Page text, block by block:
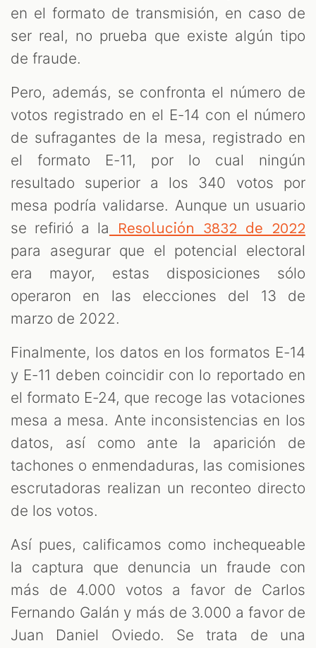
en el formato de transmisión, en caso de
ser real, no prueba que existe algún tipo
de fraude.
Pero, además, se confronta el número de
votos registrado en el E-14 con el número
de sufragantes de la mesa, registrado en
el formato E-11, por lo cual ningún
resultado superior a los 340 votos por
mesa podría validarse. Aunque un usuario
se refirió a la Resolución 3832 de 2022
para asegurar que el potencial electoral
era mayor, estas disposiciones sólo
operaron en las elecciones del 13 de
marzo de 2022.
Finalmente, los datos en los formatos E-14
y E-11 deben coincidir con lo reportado en
el formato E-24, que recoge las votaciones
mesa a mesa. Ante inconsistencias en los
datos, así como ante la aparición de
tachones o enmendaduras, las comisiones
escrutadoras realizan un reconteo directo
de los votos.
Así pues, calificamos como inchequeable
la captura que denuncia un fraude con
más de 4.000 votos a favor de Carlos
Fernando Galán y más de 3.000 a favor de
Juan Daniel Oviedo. Se trata de una